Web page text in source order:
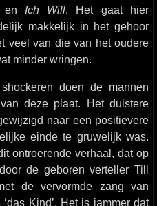
Ich Will. Het gaat hier
makkelijk in het gehoor
veel van die van het oudere
minder wringen.
doen de mannen
deze plaat. Het duistere
naar een positievere
einde te gruwelijk was.
ontroerende verhaal, dat op
de geboren verteller Till
de vervormde zang van
Kind’. Het is jammer dat